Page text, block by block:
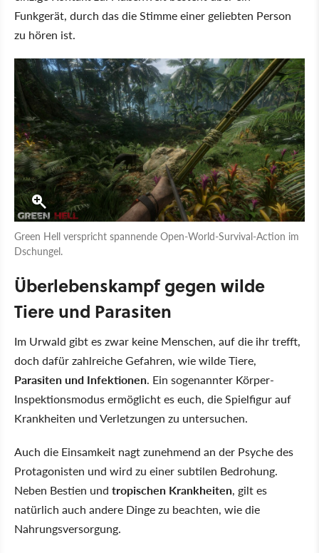
Funkgerät, durch das die Stimme einer geliebten Person
zu hören ist.
Green Hell verspricht spannende Open-World-Survival-Action im
Dschungel.
Überlebenskampf gegen wilde
Tiere und Parasiten
Im Urwald gibt es zwar keine Menschen, auf die ihr trefft,
doch dafür zahlreiche Gefahren, wie wilde Tiere,
Parasiten und Infektionen. Ein sogenannter Körper-
Inspektionsmodus ermöglicht es euch, die Spielfigur auf
Krankheiten und Verletzungen zu untersuchen.
Auch die Einsamkeit nagt zunehmend an der Psyche des
Protagonisten und wird zu einer subtilen Bedrohung.
Neben Bestien und tropischen Krankheiten, gilt es
natürlich auch andere Dinge zu beachten, wie die
Nahrungsversorgung.